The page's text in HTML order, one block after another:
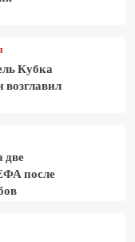
Кубка
две
после